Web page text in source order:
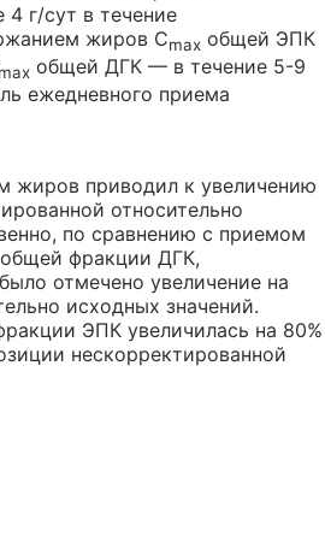
г/сут в течение
жиров Cmax общей ЭПК
max общей ДГК — в течение 5-9
ежедневного приема
жиров приводил к увеличению
относительно
по сравнению с приемом
фракции ДГК,
отмечено увеличение на
исходных значений.
ЭПК увеличилась на 80%
нескорректированной